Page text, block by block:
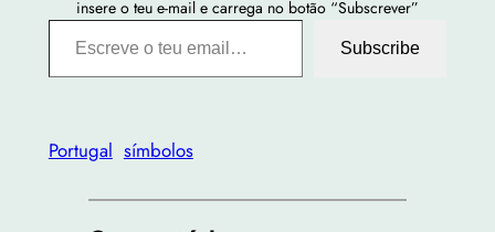
insere o teu e-mail e carrega no botão “Subscrever”
Escreve o teu email…
Subscribe
Portugal símbolos